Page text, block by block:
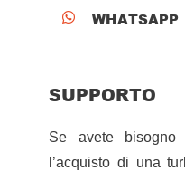
 WHATSAPP
SUPPORTO
Se avete
l’acquisto di una